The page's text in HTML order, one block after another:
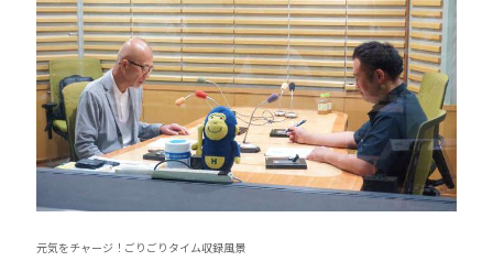
元気をチャージ！ごりごりタイム収録風景